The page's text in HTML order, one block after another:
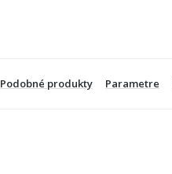
Podobné produkty Parametre